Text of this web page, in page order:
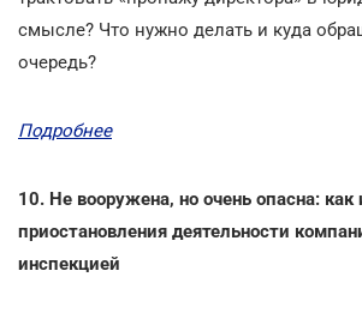
смысле? Что нужно делать и куда
очередь?
Подробнее
10. Не вооружена, но очень опасна:
приостановления деятельности
инспекцией